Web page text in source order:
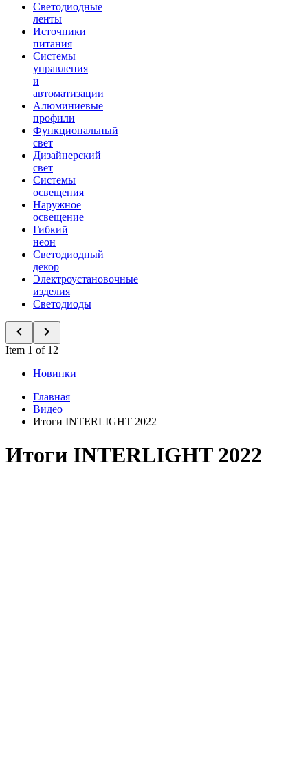
Светодиодные
ленты
Источники
питания
Системы
управления
и
автоматизации
Алюминиевые
профили
Функциональный
свет
Дизайнерский
свет
Системы
освещения
Наружное
освещение
Гибкий
неон
Светодиодный
декор
Электроустановочные
изделия
Светодиоды
Item 1 of 12
Новинки
Главная
Видео
Итоги INTERLIGHT 2022
Итоги INTERLIGHT 2022